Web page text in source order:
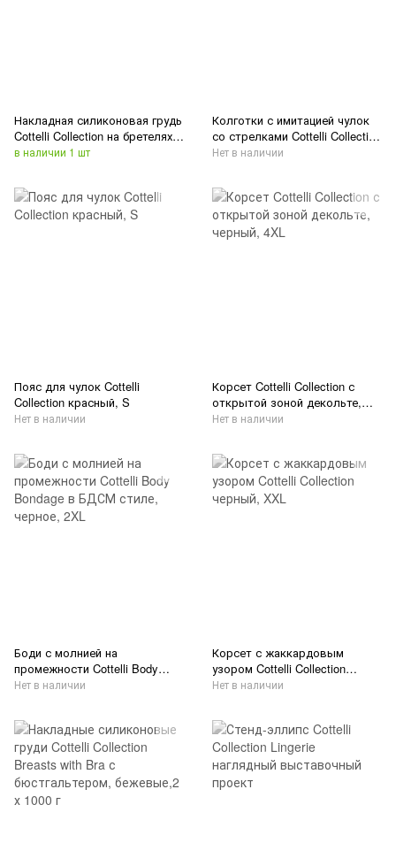
Накладная силиконовая грудь
Cottelli Collection на бретелях,
бежевая, 2 х 600 г
в наличии 1 шт
Колготки с имитацией чулок
со стрелками Cottelli Collection
Strumpfhose черные, размер 5
Нет в наличии
Пояс для чулок Cottelli
Collection красный, S
Нет в наличии
Корсет Cottelli Collection с
открытой зоной декольте,
черный, 4XL
Нет в наличии
Боди с молнией на
промежности Cottelli Body
Bondage в БДСМ стиле,
Нет в наличии
Корсет с жаккардовым
узором Cottelli Collection
черный, XXL
Нет в наличии